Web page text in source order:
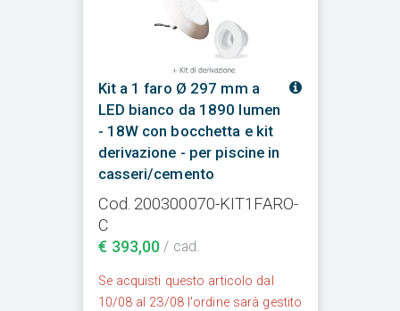
Kit a 1 faro Ø 297 mm a
LED bianco da 1890 lumen
- 18W con bocchetta e kit
derivazione - per piscine in
casseri/cemento
Cod. 200300070-KIT1FARO-
C
€ 393,00 / cad.
Se acquisti questo articolo dal
10/08 al 23/08 l'ordine sarà gestito